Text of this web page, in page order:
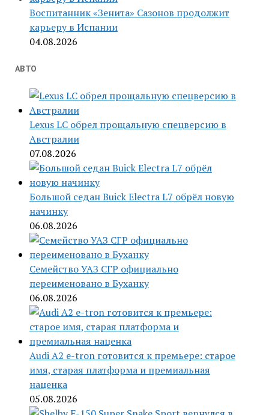
Воспитанник «Зенита» Сазонов продолжит
карьеру в Испании
04.08.2026
АВТО
Lexus LC обрел прощальную спецверсию в
Австралии
07.08.2026
Большой седан Buick Electra L7 обрёл новую
начинку
06.08.2026
Семейство УАЗ СГР официально
переименовано в Буханку
06.08.2026
Audi A2 e-tron готовится к премьере: старое
имя, старая платформа и премиальная
наценка
05.08.2026